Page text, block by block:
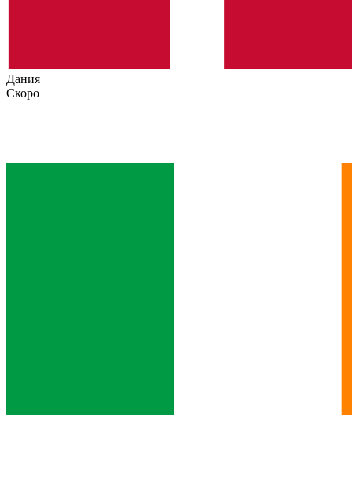
Дания
Скоро